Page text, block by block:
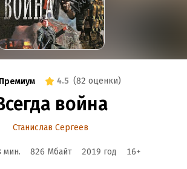
Премиум 4.5 (82 оценки)
война
Станислав Сергеев
мин. 826 Мбайт 2019 год 16+